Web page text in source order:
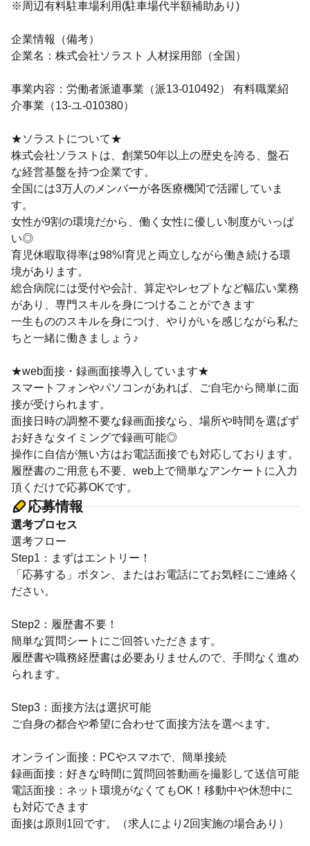
※周辺有料駐車場利用(駐車場代半額補助あり)
企業情報（備考）
企業名：株式会社ソラスト 人材採用部（全国）
事業内容：労働者派遣事業（派13-010492） 有料職業紹
介事業（13-ユ-010380）
★ソラストについて★
株式会社ソラストは、創業50年以上の歴史を誇る、盤石
な経営基盤を持つ企業です。
全国には3万人のメンバーが各医療機関で活躍していま
す。
女性が9割の環境だから、働く女性に優しい制度がいっぱ
い◎
育児休暇取得率は98%!育児と両立しながら働き続ける環
境があります。
総合病院には受付や会計、算定やレセプトなど幅広い業務
があり、専門スキルを身につけることができます
一生もののスキルを身につけ、やりがいを感じながら私た
ちと一緒に働きましょう♪
★web面接・録画面接導入しています★
スマートフォンやパソコンがあれば、ご自宅から簡単に面
接が受けられます。
面接日時の調整不要な録画面接なら、場所や時間を選ばず
お好きなタイミングで録画可能◎
操作に自信が無い方はお電話面接でも対応しております。
履歴書のご用意も不要、web上で簡単なアンケートに入力
頂くだけで応募OKです。
応募情報
選考プロセス
選考フロー
Step1：まずはエントリー！
「応募する」ボタン、またはお電話にてお気軽にご連絡く
ださい。
Step2：履歴書不要！
簡単な質問シートにご回答いただきます。
履歴書や職務経歴書は必要ありませんので、手間なく進め
られます。
Step3：面接方法は選択可能
ご自身の都合や希望に合わせて面接方法を選べます。
オンライン面接：PCやスマホで、簡単接続
録画面接：好きな時間に質問回答動画を撮影して送信可能
電話面接：ネット環境がなくてもOK！移動中や休憩中に
も対応できます
面接は原則1回です。（求人により2回実施の場合あり）